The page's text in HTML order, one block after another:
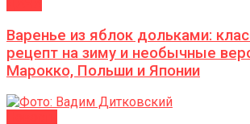
Варенье из яблок дольками:
рецепт на зиму и необычные
Марокко, Польши и Японии